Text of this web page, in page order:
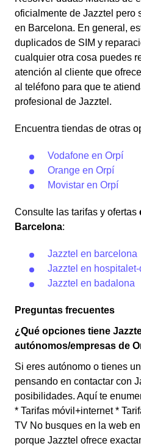
oficialmente de Jazztel pero
en Barcelona. En general,
duplicados de SIM y
cualquier otra cosa puedes
atención al cliente que
al teléfono para que te
profesional de Jazztel.
Encuentra tiendas de otras
Vodafone en Orpí
Orange en Orpí
Movistar en Orpí
Consulte las tarifas y ofertas
Barcelona:
Jazztel en barcelona
Jazztel en
Jazztel en badalona
Preguntas frecuentes
¿Qué opciones tiene
autónomos/empresas de
Si eres autónomo o tienes
pensando en contactar con
posibilidades. Aquí te
* Tarifas móvil+internet *
TV No busques en la web
porque Jazztel ofrece